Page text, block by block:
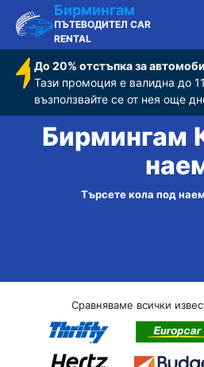
Бирмингам
ПЪТЕВОДИТЕЛ CAR
RENTAL
До 20% отстъпка за
Тази промоция е валидна до
възползвайте се от нея още
Бирмингам
Търсете кола под
Сравняваме всички